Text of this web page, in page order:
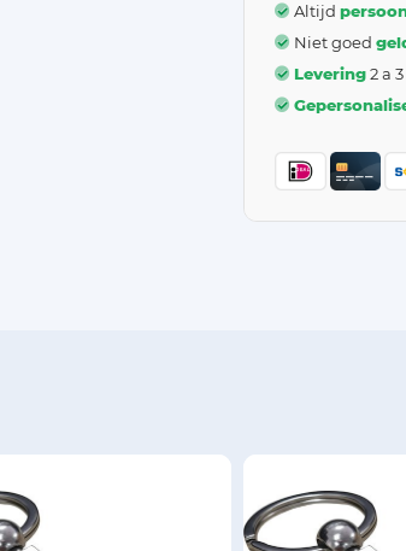
Altijd
Niet goed
Levering2 a